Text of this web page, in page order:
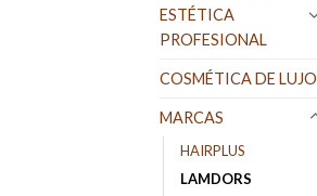
ESTÉTICA
PROFESIONAL
COSMÉTICA DE LUJO
MARCAS
HAIRPLUS
LAMDORS